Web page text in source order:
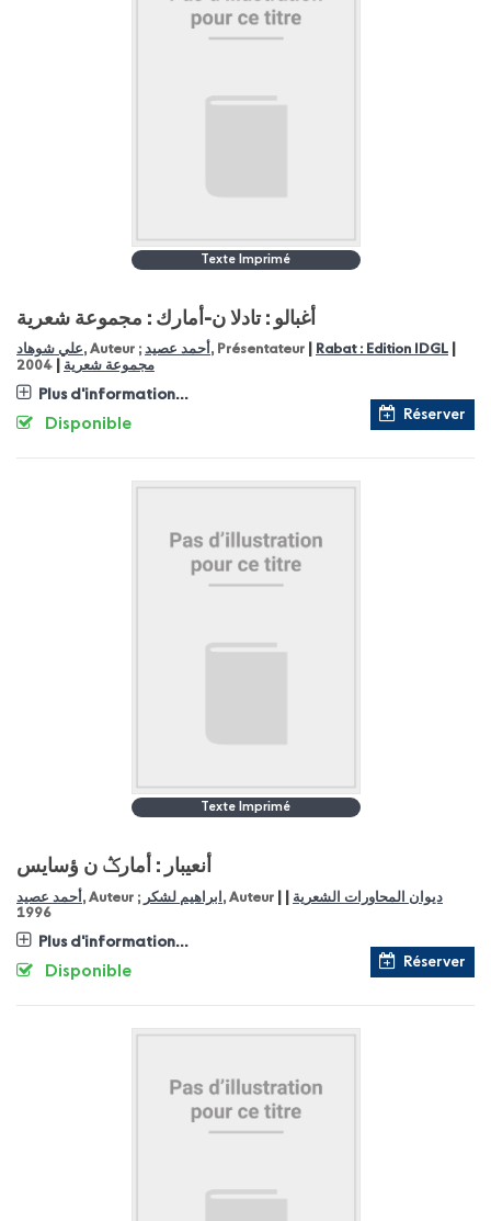
Texte Imprimé
أغبالو : تادلا ن-أمارك : مجموعة شعرية
علي شوهاد, Auteur ; أحمد عصيد , Présentateur Rabat : Edition IDGL
مجموعة شعرية 2004
Plus d'information...
Réserver
Disponible
Texte Imprimé
أنعيبار : أمارݣ ن ؤسايس
أحمد عصيد , Auteur ; ابراهيم لشكر , Auteur ديوان المحاورات الشعرية
1996
Plus d'information...
Réserver
Disponible